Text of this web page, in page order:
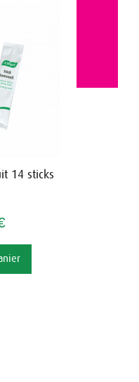
14 sticks